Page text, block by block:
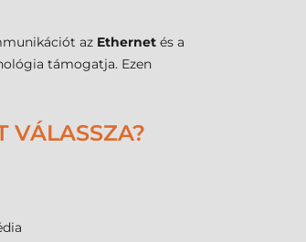
az Ethernet és a
támogatja. Ezen
VÁLASSZA?